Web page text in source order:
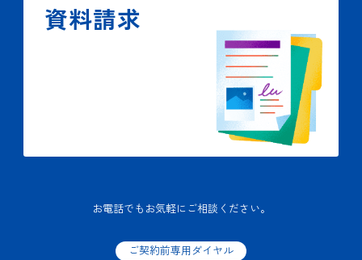
資料請求
お電話でもお気軽にご相談ください。
ご契約前専用ダイヤル